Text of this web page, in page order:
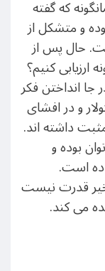
که گفته
و متشکل از
حال پس از
ارزیابی کنیم؟
جا انداختن فکر
و در افشای
داشته اند.
بوده و
است.
قدرت نیست
می کند.